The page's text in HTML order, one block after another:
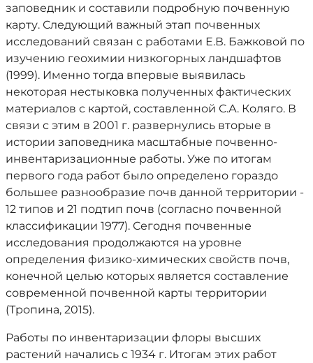
заповедник и составили подробную почвенную
карту. Следующий важный этап поч­венных
исследований связан с работами Е.В. Бажковой по
изучению геохимии низкогорных ландшафтов
(1999). Именно тогда впервые выявилась
некоторая несты­ковка полученных фактических
материалов с картой, составленной С.А. Коляго. В
связи с этим в 2001 г. развернулись вто­рые в
истории заповедника масштабные почвенно-
инвентаризацион­ные работы. Уже по итогам
первого года работ было определено гораздо
большее разнообразие почв данной территории -
12 типов и 21 подтип почв (согласно почвенной
классификации 1977). Сегодня почвенные
исследования продолжаются на уровне
определения физико-химических свойств почв,
конечной целью которых является составление
современной почвенной карты территории
(Тропина, 2015).
Работы по инвентаризации флоры высших
растений начались с 1934 г. Итогам этих работ